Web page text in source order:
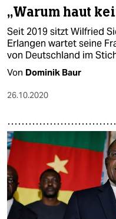
„Warum haut
Seit 2019 sitzt Wilfried
Erlangen wartet seine
von Deutschland im
Von Dominik Baur
26.10.2020